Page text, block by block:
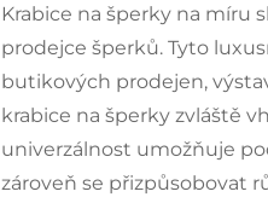
Krabice na šperky na míru
prodejce šperků. Tyto
butikových prodejen,
krabice na šperky zvláště
univerzálnost umožňuje
zároveň se přizpůsobovat